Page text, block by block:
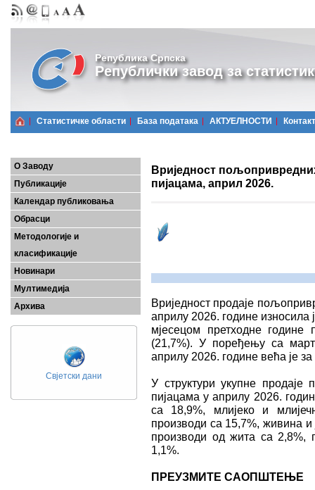
Република Српска
Републички завод за
Статистичке области Базa података АКТУЕЛНОСТИ Контакт
О Заводу
Публикације
Календар публиковања
Обрасци
Методологије и
класификације
Новинари
Мултимедија
Архива
Свјетски дани
Вриједност
пијацама, април 2026.
Вриједност продаjе
априлу 2026. године
мјесецом претходне
(21,7%). У поређењу са
априлу 2026. године већа је
У структури укупне
пијацама у априлу 2026.
са 18,9%, млијеко и
производи са 15,7%, живина и
производи од жита са 2,8%,
1,1%.
ПРЕУЗМИТЕ САОПШТЕЊЕ